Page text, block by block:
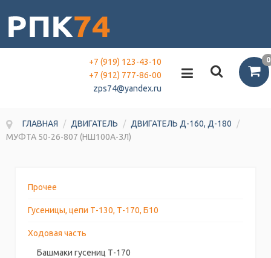
0
+7 (919) 123-43-10
+7 (912) 777-86-00
zps74@yandex.ru
ГЛАВНАЯ / ДВИГАТЕЛЬ / ДВИГАТЕЛЬ Д-160, Д-180
/
МУФТА 50-26-807 (НШ100А-ЗЛ)
Прочее
Гусеницы, цепи Т-130, Т-170, Б10
Ходовая часть
Башмаки гусениц Т-170